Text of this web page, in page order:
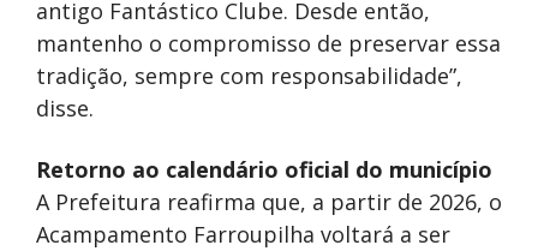
antigo Fantástico Clube. Desde então,
mantenho o compromisso de preservar essa
tradição, sempre com responsabilidade”,
disse.
Retorno ao calendário oficial do município
A Prefeitura reafirma que, a partir de 2026, o
Acampamento Farroupilha voltará a ser